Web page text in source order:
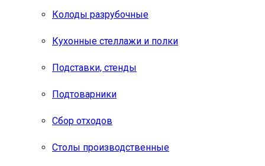
Колоды разрубочные
Кухонные стеллажи и полки
Подставки, стенды
Подтоварники
Сбор отходов
Столы производственные